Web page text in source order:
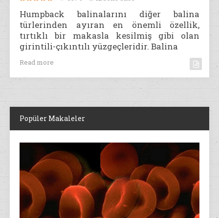
Humpback balinalarını diğer balina
türlerinden ayıran en önemli özellik,
tırtıklı bir makasla kesilmiş gibi olan
girintili-çıkıntılı yüzgeçleridir. Balina
Read more
Popüler Makaleler